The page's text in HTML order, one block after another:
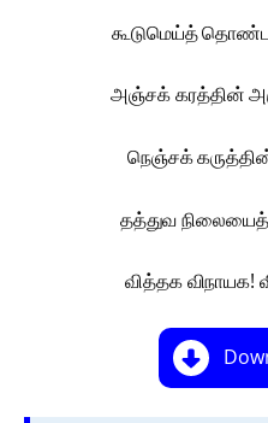
கூடுமெய்த்
அஞ்சக் கரத்தின்
நெஞ்சக்
தத்துவ
வித்தக விநாயக!